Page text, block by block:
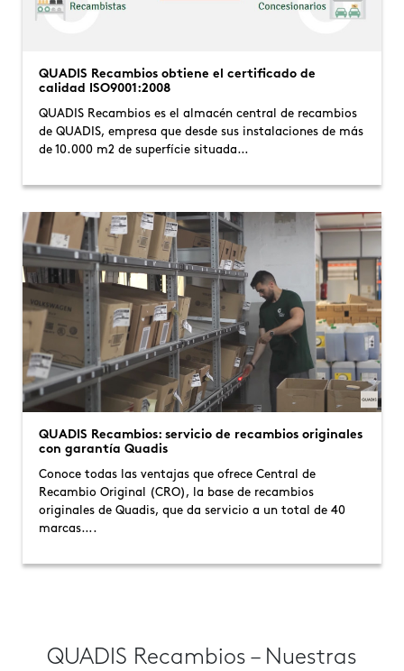
QUADIS Recambios obtiene el certificado de
calidad ISO9001:2008
QUADIS Recambios es el almacén central de recambios
de QUADIS, empresa que desde sus instalaciones de más
de 10.000 m2 de superfície situada…
QUADIS Recambios: servicio de recambios originales
con garantía Quadis
Conoce todas las ventajas que ofrece Central de
Recambio Original (CRO), la base de recambios
originales de Quadis, que da servicio a un total de 40
marcas….
QUADIS Recambios – Nuestras